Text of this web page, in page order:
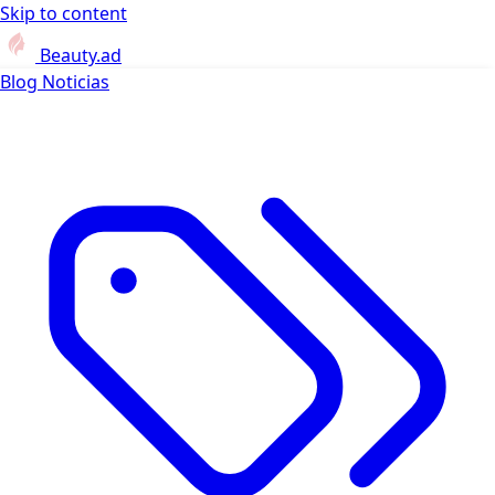
Skip to content
Beauty.ad
Blog Noticias